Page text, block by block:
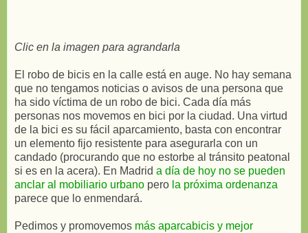
Clic en la imagen para agrandarla
El robo de bicis en la calle está en auge. No hay semana
que no tengamos noticias o avisos de una persona que
ha sido víctima de un robo de bici. Cada día más
personas nos movemos en bici por la ciudad. Una virtud
de la bici es su fácil aparcamiento, basta con encontrar
un elemento fijo resistente para asegurarla con un
candado (procurando que no estorbe al tránsito peatonal
si es en la acera). En Madrid a día de hoy no se pueden
anclar al mobiliario urbano pero la próxima ordenanza
parece que lo enmendará.
Pedimos y promovemos más aparcabicis y mejor